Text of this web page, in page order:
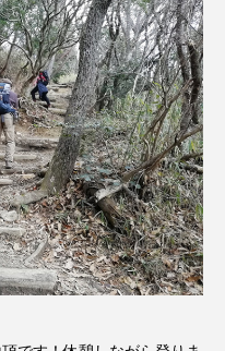
おもいおいも
かしこいエルゼ
食堂
きてみで東北
み
台中学校